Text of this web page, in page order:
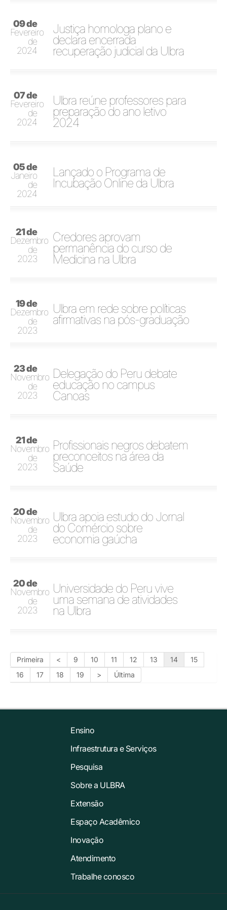
09 de
Fevereiro
de
2024
Justiça homologa plano e
declara encerrada
recuperação judicial da Ulbra
07 de
Fevereiro
de
2024
Ulbra reúne professores para
preparação do ano letivo
2024
05 de
Janeiro
de
2024
Lançado o Programa de
Incubação Online da Ulbra
21 de
Dezembro
de
2023
Credores aprovam
permanência do curso de
Medicina na Ulbra
19 de
Dezembro
de
2023
Ulbra em rede sobre políticas
afirmativas na pós-graduação
23 de
Novembro
de
2023
Delegação do Peru debate
educação no campus
Canoas
21 de
Novembro
de
2023
Profissionais negros debatem
preconceitos na área da
Saúde
20 de
Novembro
de
2023
Ulbra apoia estudo do Jornal
do Comércio sobre
economia gaúcha
20 de
Novembro
de
2023
Universidade do Peru vive
uma semana de atividades
na Ulbra
Primeira < 9 10 11 12 13 14
15
16
17 18 19 > Última
Ensino
Infraestrutura e Serviços
Pesquisa
Sobre a ULBRA
Extensão
Espaço Acadêmico
Inovação
Atendimento
Trabalhe conosco